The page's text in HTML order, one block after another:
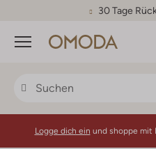
30 Tage
Menü
Logge dich ein und shoppe mit